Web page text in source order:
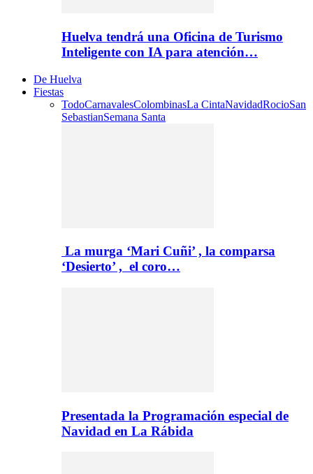
Huelva tendrá una Oficina de Turismo
Inteligente con IA para atención…
De Huelva
Fiestas
TodoCarnavalesColombinasLa CintaNavidadRocioSan
SebastianSemana Santa
La murga ‘Mari Cuñi’ , la comparsa
‘Desierto’ , el coro…
Presentada la Programación especial de
Navidad en La Rábida